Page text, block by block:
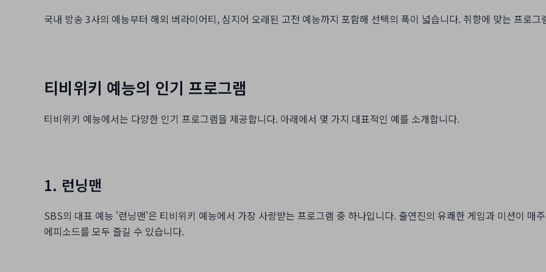
국내 방송 3사의 예능부터 해외 버라이어티, 심지어 오래된 고전 예능까지 포함해 선택의 폭이 넓습니다. 취향에 맞는 프로
티비위키 예능의 인기 프로그램
티비위키 예능에서는 다양한 인기 프로그램을 제공합니다. 아래에서 몇 가지 대표적인 예를 소개합니다.
1. 런닝맨
SBS의 대표 예능 '런닝맨'은 티비위키 예능에서 가장 사랑받는 프로그램 중 하나입니다. 출연진의 유쾌한 게임과 미션이 매
에피소드를 모두 즐길 수 있습니다.